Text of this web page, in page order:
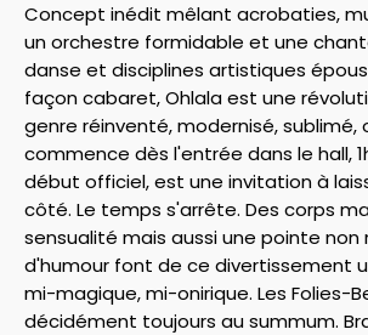
Concept inédit mêlant acrobaties,
un orchestre formidable et une
danse et disciplines artistiques
façon cabaret, Ohlala est une
genre réinventé, modernisé, sublimé,
commence dès l'entrée dans le hall,
début officiel, est une invitation à
côté. Le temps s'arrête. Des corps
sensualité mais aussi une pointe non
d'humour font de ce divertissement
mi-magique, mi-onirique. Les Folies-
décidément toujours au summum.